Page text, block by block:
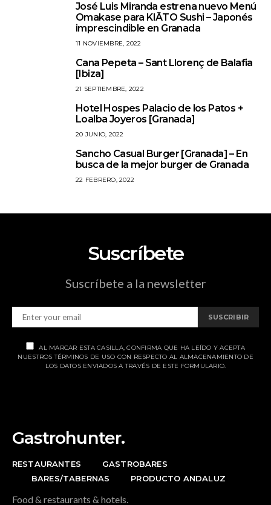
José Luis Miranda estrena nuevo Menú
Omakase para KIĀTO Sushi – Japonés
imprescindible en Granada
11 NOVIEMBRE, 2022
Cana Pepeta – Sant Llorenç de Balafia
[Ibiza]
21 SEPTIEMBRE, 2022
Hotel Hospes Palacio de los Patos +
Loalba Joyeros [Granada]
20 JUNIO, 2022
Sancho Casual Burger [Granada] – En
busca de la mejor burger de Granada
22 FEBRERO, 2022
Suscríbete
Suscríbete a la newsletter
SUSCRIBIR
AL MARCAR ESTA CASILLA, CONFIRMA QUE HA LEÍDO Y ACEPTA
NUESTROS TÉRMINOS DE USO CON RESPECTO AL ALMACENAMIENTO DE
LOS DATOS ENVIADOS A TRAVÉS DE ESTE FORMULARIO.
Gastrohunter.
RESTAURANTES
GASTROBARES
BARES/TABERNAS
PRODUCTO ANDALUZ
Food & restaurants & hotels.